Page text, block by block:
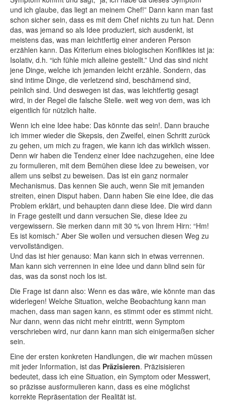
und ich glaube, das liegt an meinem Chef!” Dann kann man fast
schon sicher sein, dass es mit dem Chef nichts zu tun hat. Denn
das, was jemand so als Idee produziert, sich ausdenkt, ist
meistens das, was man leichtfertig einer anderen Person
erzählen kann. Das Kriterium eines biologischen Konfliktes ist ja:
Isolativ, d.h. “ich fühle mich alleine gestellt.” Und das sind nicht
jene Dinge, welche ich jemanden leicht erzähle. Sondern, das
sind intime Dinge, die verletzend sind, beschämend sind,
peinlich sind. Und deswegen ist das, was leichtfertig gesagt
wird, in der Regel die falsche Stelle. weit weg von dem, was ich
eigentlich für nützlich halte.
Wenn ich eine Idee habe: Das könnte das sein!. Dann brauche
ich immer wieder die Skepsis, den Zweifel, einen Schritt zurück
zu gehen, um mich zu fragen, wie kann ich das wirklich wissen.
Denn wir haben die Tendenz einer Idee nachzugehen, eine Idee
zu formulieren, mit dem Bemühen diese Idee zu beweisen, vor
allem uns selbst zu beweisen. Das ist ein ganz normaler
Mechanismus. Das kennen Sie auch, wenn Sie mit jemanden
streiten, einen Disput haben. Dann haben Sie eine Idee, die das
Problem erklärt, und behaupten dann diese Idee. Die wird dann
in Frage gestellt und dann versuchen Sie, diese Idee zu
vergewissern. Sie merken dann mit 30 % von Ihrem Hirn: “Hm!
Es ist komisch.” Aber Sie wollen und versuchen diesen Weg zu
vervollständigen.
Und das ist hier genauso: Man kann sich in etwas verrennen.
Man kann sich verrennen in eine Idee und dann blind sein für
das, was da sonst noch los ist.
Die Frage ist dann also: Wenn es das wäre, wie könnte man das
widerlegen! Welche Situation, welche Beobachtung kann man
machen, dass man sagen kann, es stimmt oder es stimmt nicht.
Nur dann, wenn das nicht mehr eintritt, wenn Symptom
verschrieben wird, nur dann kann man sich einigermaßen sicher
sein.
Eine der ersten konkreten Handlungen, die wir machen müssen
mit jeder Information, ist das Präzisieren. Präzisisieren
bedeutet, dass ich eine Situation, ein Symptom oder Messwert,
so präzisse ausformulieren kann, dass es eine möglichst
korrekte Repräsentation der Realität ist.